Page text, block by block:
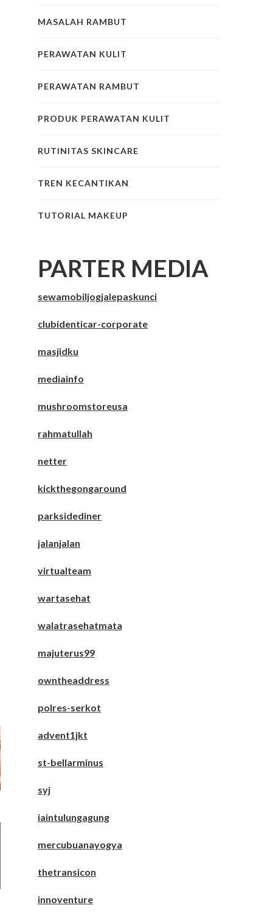
MASALAH RAMBUT
PERAWATAN KULIT
PERAWATAN RAMBUT
PRODUK PERAWATAN KULIT
RUTINITAS SKINCARE
TREN KECANTIKAN
TUTORIAL MAKEUP
PARTER MEDIA
sewamobiljogjalepaskunci
clubidenticar-corporate
masjidku
mediainfo
mushroomstoreusa
rahmatullah
netter
kickthegongaround
parksidediner
jalanjalan
virtualteam
wartasehat
walatrasehatmata
majuterus99
owntheaddress
polres-serkot
advent1jkt
st-bellarminus
syj
iaintulungagung
mercubuanayogya
thetransicon
innoventure